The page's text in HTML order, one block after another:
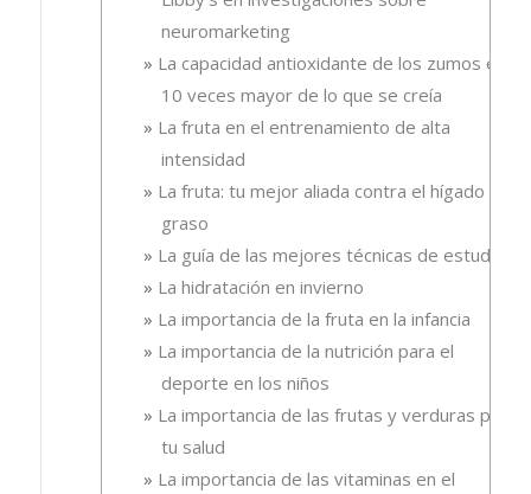
neuromarketing
La capacidad antioxidante de los zumos es
10 veces mayor de lo que se creía
La fruta en el entrenamiento de alta
intensidad
La fruta: tu mejor aliada contra el hígado
graso
La guía de las mejores técnicas de estudio
La hidratación en invierno
La importancia de la fruta en la infancia
La importancia de la nutrición para el
deporte en los niños
La importancia de las frutas y verduras para
tu salud
La importancia de las vitaminas en el